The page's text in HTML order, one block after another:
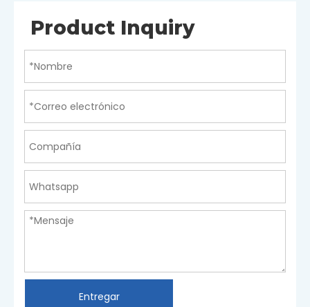
Product Inquiry
Entregar